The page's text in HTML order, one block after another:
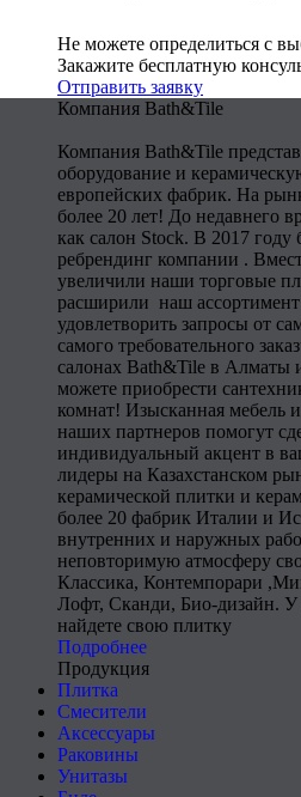
Не можете определиться с
Закажите бесплатную
Отправить заявку
Компания Bath&Tile
Компания Bath&Tile
оборудование и
европейских фабрик. На
более 20 лет! До недавнего
как салон Stock. В 2017 году
ребрендинг компании .
увеличили наши торговые
расширили наш
удовлетворить запросы от
самого требовательного
салонах Bath&Tile в Алматы
можете приобрести
комнат! Изысканная мебель
наших партнеров помогут
индивидуальный акцент в
лидеры на Казахстанском
керамической плитки и
более 20 фабрик Италии и
внутренних и наружных
неповторимую атмосферу
Классика, Контемпорари
Лофт, Сканди, Био-дизайн. У
найдете свою плитку
Подробнее
Продукция
Плитка
Смесители
Аксессуары
Раковины
Унитазы